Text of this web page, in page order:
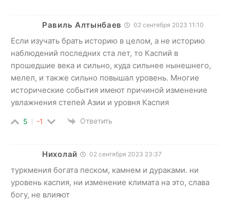
Равиль Алтынбаев 02 сентября 2023 11:10
Если изучать брать историю в целом, а не историю
наблюдений последних ста лет, то Каспий в
прошедшие века и сильно, куда сильнее нынешнего,
мелел, и также сильно повышал уровень. Многие
исторические события имеют причиной изменение
увлажнения степей Азии и уровня Каспия
5 -1 Ответить
Нихолай 02 сентября 2023 23:37
туркмения богата песком, камнем и дураками. ни
уровень каспия, ни изменение климата на это, слава
богу, не влияют